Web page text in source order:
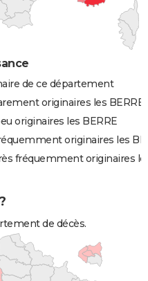
de ce département
originaires les BERRE
originaires les BERRE
originaires les
fréquemment originaires
de décès.